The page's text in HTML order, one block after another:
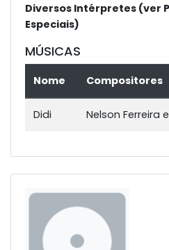
Diversos Intérpretes (ver
Especiais)
MÚSICAS
Nome Compositores
Didi Nelson Ferreira